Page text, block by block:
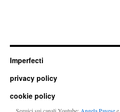
Imperfecti
privacy policy
cookie policy
Seguici sui canali Youtube: Angela Pavesee